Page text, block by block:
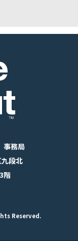
事務局
段北
階
Reserved.